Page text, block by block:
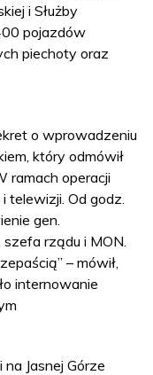
i Służby
pojazdów
piechoty oraz
o wprowadzeniu
który odmówił
ramach operacji
telewizji. Od godz.
gen.
szefa rządu i MON.
– mówił,
internowanie
Jasnej Górze